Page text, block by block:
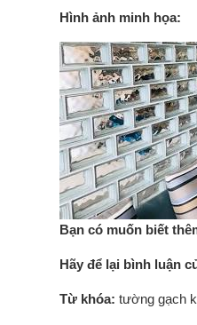
Hình ảnh minh họa:
Bạn có muốn biết
Hãy để lại bình luận
Từ khóa: tường gạch